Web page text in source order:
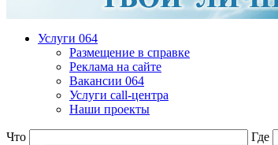
Услуги 064
Размещение в справке
Реклама на сайте
Вакансии 064
Услуги call-центра
Наши проекты
Что Где